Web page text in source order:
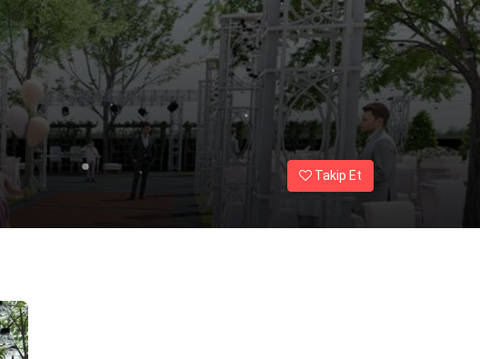
Takip Et